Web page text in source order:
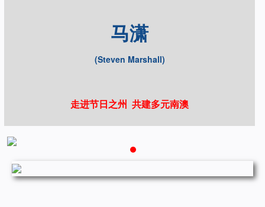
马潇
(Steven Marshall)
走进节日之州 共建多元南澳